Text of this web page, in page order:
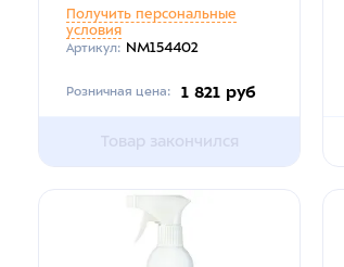
Получить персональные
условия
Артикул: NM154402
Розничная цена: 1 821 руб
Товар закончился